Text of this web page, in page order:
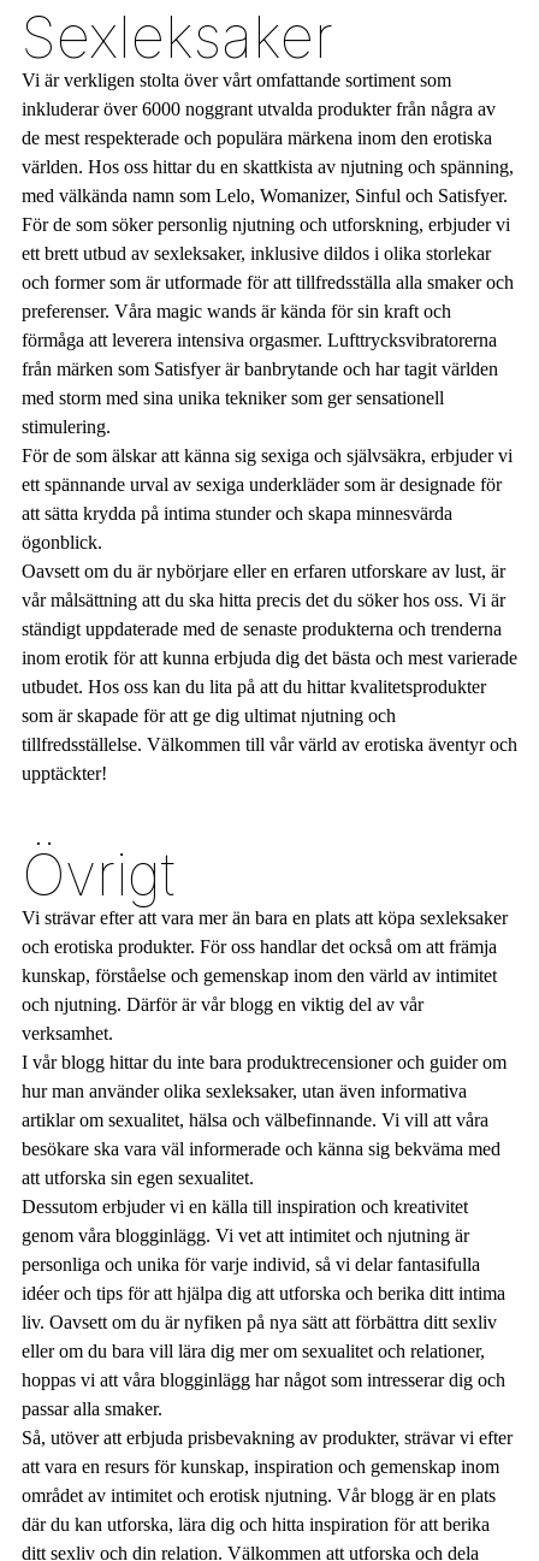
Sexleksaker
Vi är verkligen stolta över vårt omfattande sortiment som
inkluderar över 6000 noggrant utvalda produkter från några av
de mest respekterade och populära märkena inom den erotiska
världen. Hos oss hittar du en skattkista av njutning och spänning,
med välkända namn som Lelo, Womanizer, Sinful och Satisfyer.
För de som söker personlig njutning och utforskning, erbjuder vi
ett brett utbud av sexleksaker, inklusive dildos i olika storlekar
och former som är utformade för att tillfredsställa alla smaker och
preferenser. Våra magic wands är kända för sin kraft och
förmåga att leverera intensiva orgasmer. Lufttrycksvibratorerna
från märken som Satisfyer är banbrytande och har tagit världen
med storm med sina unika tekniker som ger sensationell
stimulering.
För de som älskar att känna sig sexiga och självsäkra, erbjuder vi
ett spännande urval av sexiga underkläder som är designade för
att sätta krydda på intima stunder och skapa minnesvärda
ögonblick.
Oavsett om du är nybörjare eller en erfaren utforskare av lust, är
vår målsättning att du ska hitta precis det du söker hos oss. Vi är
ständigt uppdaterade med de senaste produkterna och trenderna
inom erotik för att kunna erbjuda dig det bästa och mest varierade
utbudet. Hos oss kan du lita på att du hittar kvalitetsprodukter
som är skapade för att ge dig ultimat njutning och
tillfredsställelse. Välkommen till vår värld av erotiska äventyr och
upptäckter!
Övrigt
Vi strävar efter att vara mer än bara en plats att köpa sexleksaker
och erotiska produkter. För oss handlar det också om att främja
kunskap, förståelse och gemenskap inom den värld av intimitet
och njutning. Därför är vår blogg en viktig del av vår
verksamhet.
I vår blogg hittar du inte bara produktrecensioner och guider om
hur man använder olika sexleksaker, utan även informativa
artiklar om sexualitet, hälsa och välbefinnande. Vi vill att våra
besökare ska vara väl informerade och känna sig bekväma med
att utforska sin egen sexualitet.
Dessutom erbjuder vi en källa till inspiration och kreativitet
genom våra blogginlägg. Vi vet att intimitet och njutning är
personliga och unika för varje individ, så vi delar fantasifulla
idéer och tips för att hjälpa dig att utforska och berika ditt intima
liv. Oavsett om du är nyfiken på nya sätt att förbättra ditt sexliv
eller om du bara vill lära dig mer om sexualitet och relationer,
hoppas vi att våra blogginlägg har något som intresserar dig och
passar alla smaker.
Så, utöver att erbjuda prisbevakning av produkter, strävar vi efter
att vara en resurs för kunskap, inspiration och gemenskap inom
området av intimitet och erotisk njutning. Vår blogg är en plats
där du kan utforska, lära dig och hitta inspiration för att berika
ditt sexliv och din relation. Välkommen att utforska och dela